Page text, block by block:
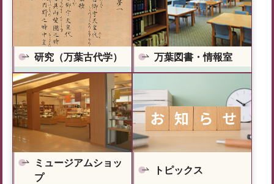
研究（万葉古代学） 万葉図書・情報室
ミュージアムショッ
プ
トピックス